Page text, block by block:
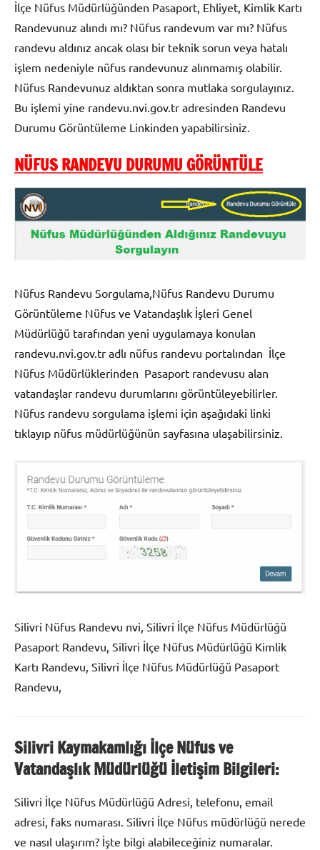
İlçe Nüfus Müdürlüğünden Pasaport, Ehliyet, Kimlik Kartı
Randevunuz alındı mı? Nüfus randevum var mı? Nüfus
randevu aldınız ancak olası bir teknik sorun veya hatalı
işlem nedeniyle nüfus randevunuz alınmamış olabilir.
Nüfus Randevunuz aldıktan sonra mutlaka sorgulayınız.
Bu işlemi yine randevu.nvi.gov.tr adresinden Randevu
Durumu Görüntüleme Linkinden yapabilirsiniz.
NÜFUS RANDEVU DURUMU GÖRÜNTÜLE
Nüfus Randevu Sorgulama,Nüfus Randevu Durumu
Görüntüleme Nüfus ve Vatandaşlık İşleri Genel
Müdürlüğü tarafından yeni uygulamaya konulan
randevu.nvi.gov.tr adlı nüfus randevu portalından İlçe
Nüfus Müdürlüklerinden Pasaport randevusu alan
vatandaşlar randevu durumlarını görüntüleyebilirler.
Nüfus randevu sorgulama işlemi için aşağıdaki linki
tıklayıp nüfus müdürlüğünün sayfasına ulaşabilirsiniz.
Silivri Nüfus Randevu nvi, Silivri İlçe Nüfus Müdürlüğü
Pasaport Randevu, Silivri İlçe Nüfus Müdürlüğü Kimlik
Kartı Randevu, Silivri İlçe Nüfus Müdürlüğü Pasaport
Randevu,
Silivri Kaymakamlığı İlçe Nüfus ve
Vatandaşlık Müdürlüğü İletişim Bilgileri:
Silivri İlçe Nüfus Müdürlüğü Adresi, telefonu, email
adresi, faks numarası. Silivri İlçe Nüfus müdürlüğü nerede
ve nasıl ulaşırım? İşte bilgi alabileceğiniz numaralar.